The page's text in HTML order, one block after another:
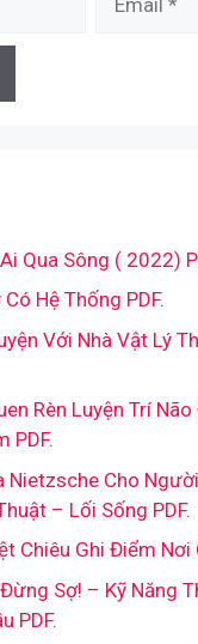
Qua Sông ( 2022)
Hệ Thống PDF.
Với Nhà Vật Lý
Rèn Luyện Trí
PDF.
Nietzsche Cho
– Lối Sống PDF.
Chiêu Ghi Điểm Nơi
Sợ! – Kỹ Năng
PDF.